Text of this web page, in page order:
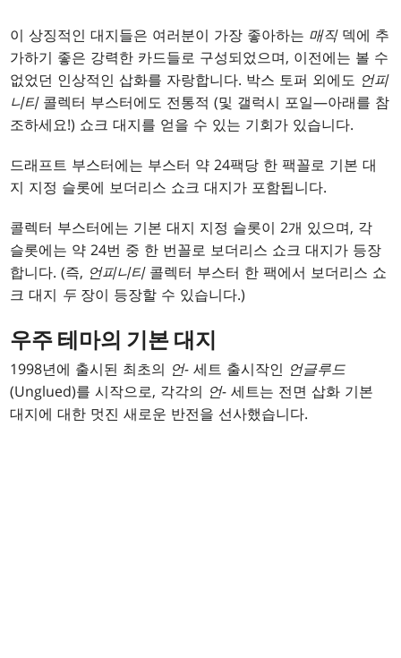
이 상징적인 대지들은 여러분이 가장 좋아하는 매직덱에 추
가하기 좋은 강력한 카드들로 구성되었으며, 이전에는 볼 수
없었던 인상적인 삽화를 자랑합니다. 박스 토퍼 외에도 언피
니티콜렉터 부스터에도 전통적 (및 갤럭시 포일—아래를 참
조하세요!) 쇼크 대지를 얻을 수 있는 기회가 있습니다.
드래프트 부스터에는 부스터 약 24팩당 한 팩꼴로 기본 대
지 지정 슬롯에 보더리스 쇼크 대지가 포함됩니다.
콜렉터 부스터에는 기본 대지 지정 슬롯이 2개 있으며, 각
슬롯에는 약 24번 중 한 번꼴로 보더리스 쇼크 대지가 등장
합니다. (즉, 언피니티콜렉터 부스터 한 팩에서 보더리스 쇼
크 대지 두 장이 등장할 수 있습니다.)
우주 테마의 기본 대지
1998년에 출시된 최초의 언-세트 출시작인 언글루드
(Unglued)를 시작으로, 각각의 언-세트는 전면 삽화 기본
대지에 대한 멋진 새로운 반전을 선사했습니다.